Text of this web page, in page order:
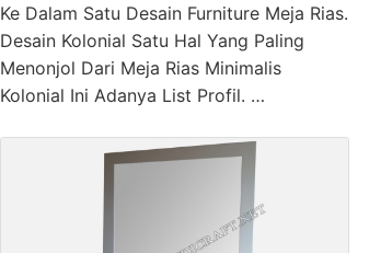
Ke Dalam Satu Desain Furniture Meja Rias.
Desain Kolonial Satu Hal Yang Paling
Menonjol Dari Meja Rias Minimalis
Kolonial Ini Adanya List Profil. …